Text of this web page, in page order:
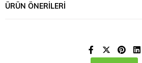
ÜRÜN ÖNERILERI